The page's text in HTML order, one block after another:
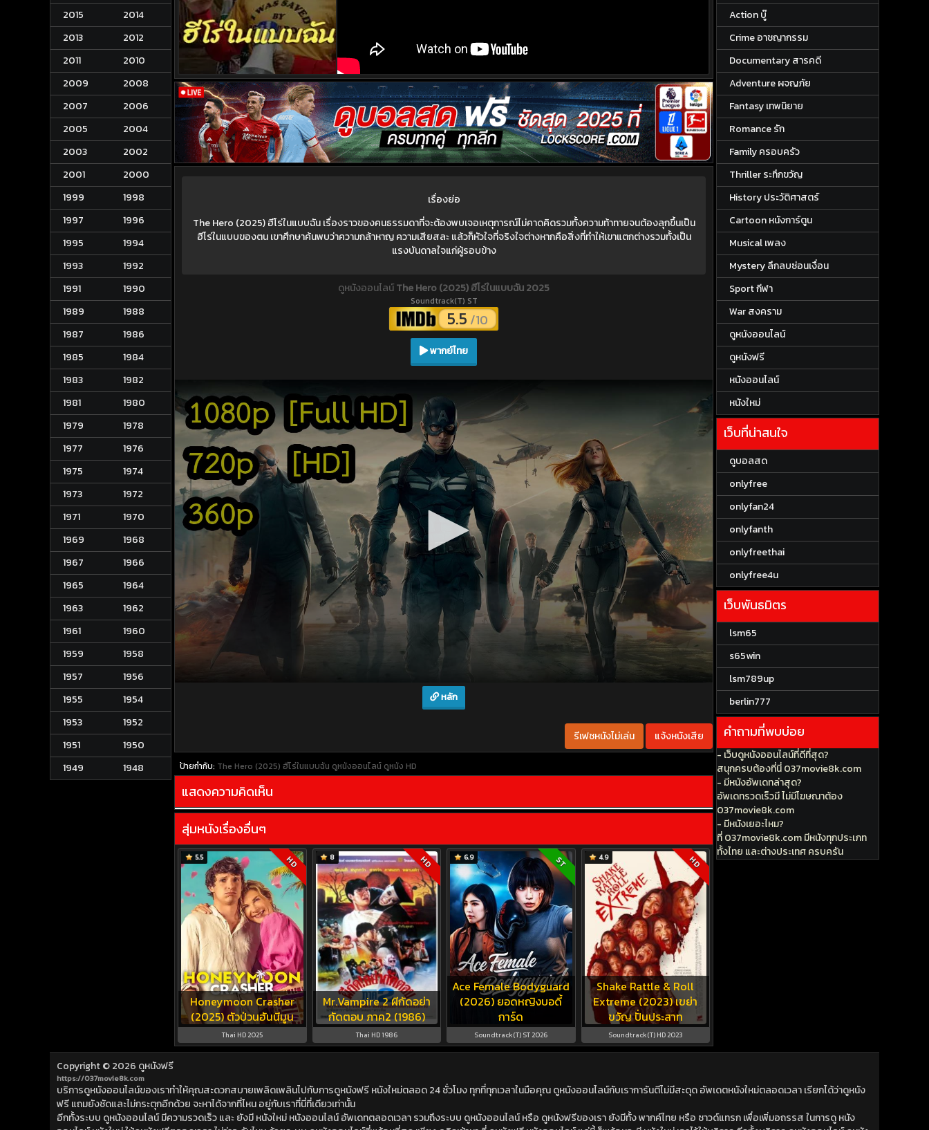
2015
2014
2013
2012
2011
2010
2009
2008
2007
2006
2005
2004
2003
2002
2001
2000
1999
1998
1997
1996
1995
1994
1993
1992
1991
1990
1989
1988
1987
1986
1985
1984
1983
1982
1981
1980
1979
1978
1977
1976
1975
1974
1973
1972
1971
1970
1969
1968
1967
1966
1965
1964
1963
1962
1961
1960
1959
1958
1957
1956
1955
1954
1953
1952
1951
1950
1949
1948
เรื่องย่อ
The Hero (2025) ฮีโร่ในแบบฉัน เรื่องราวของคนธรรมดาที่จะต้องพบเจอเหตุการณ์ไม่คาดคิดรวมทั้งความท้าทายจนต้องลุกขึ้นเป็น
ฮีโร่ในแบบของตน เขาศึกษาค้นพบว่าความกล้าหาญ ความเสียสละ แล้วก็หัวใจที่จริงใจต่างหากคือสิ่งที่ทำให้เขาแตกต่างรวมทั้งเป็น
แรงบันดาลใจแก่ผู้รอบข้าง
ดูหนังออนไลน์The Hero (2025) ฮีโร่ในแบบฉัน 2025
Soundtrack(T) ST
5.5 /10
พากย์ไทย
หลัก
รีเฟชหนังไม่เล่น แจ้งหนังเสีย
ป้ายกำกับ: The Hero (2025) ฮีโร่ในแบบฉัน ดูหนังออนไลน์ ดูหนัง HD
แสดงความคิดเห็น
สุ่มหนังเรื่องอื่นๆ
Honeymoon Crasher
(2025) ตัวป่วนฮันนีมูน
5.5 HD
Thai HD 2025
Mr.Vampire 2 ผีกัดอย่า
กัดตอบ ภาค2 (1986)
8 HD
Thai HD 1986
Ace Female Bodyguard
(2026) ยอดหญิงบอดี้
การ์ด
6.9 ST
Soundtrack(T) ST 2026
Shake Rattle & Roll
Extreme (2023) เขย่า
ขวัญ ปั่นประสาท
4.9 HD
Soundtrack(T) HD 2023
Action บู๊
Crime อาชญากรรม
Documentary สารคดี
Adventure ผจญภัย
Fantasy เทพนิยาย
Romance รัก
Family ครอบครัว
Thriller ระทึกขวัญ
History ประวัติศาสตร์
Cartoon หนังการ์ตูน
Musical เพลง
Mystery ลึกลบซ่อนเงื่อน
Sport กีฬา
War สงคราม
ดูหนังออนไลน์
ดูหนังฟรี
หนังออนไลน์
หนังใหม่
เว็บที่น่าสนใจ
ดูบอลสด
onlyfree
onlyfan24
onlyfanth
onlyfreethai
onlyfree4u
เว็บพันธมิตร
lsm65
s65win
lsm789up
berlin777
คำถามที่พบบ่อย
- เว็บดูหนังออนไลน์ที่ดีที่สุด?
สนุกครบต้องที่นี่ 037movie8k.com
- มีหนังอัพเดทล่าสุด?
อัพเดทรวดเร็วมี ไม่มีโฆษณาต้อง
037movie8k.com
- มีหนังเยอะไหม?
ที่ 037movie8k.com มีหนังทุกประเภท
ทั้งไทย และต่างประเทศ ครบครัน
Copyright © 2026 ดูหนังฟรี
https://037movie8k.com
บริการดูหนังออนไลน์ของเราทำให้คุณสะดวกสบายเพลิดเพลินไปกับการดูหนังฟรี หนังใหม่ตลอด 24 ชั่วโมง ทุกที่ทุกเวลาในมือคุณ ดูหนังออนไลน์กับเราการันตีไม่มีสะดุด อัพเดตหนังใหม่ตลอดเวลา เรียกได้ว่าดูหนัง
ฟรี แถมยังชัดและไม่กระตุกอีกด้วย จะหาได้จากที่ไหน อยู่กับเราที่นี่ที่เดียวเท่านั้น
อีกทั้งระบบ ดูหนังออนไลน์ มีความรวดเร็ว และ ยังมี หนังใหม่ หนังออนไลน์ อัพเดทตลอดเวลา รวมถึงระบบ ดูหนังออนไลน์ หรือ ดูหนังฟรีของเรา ยังมีทั้ง พากค์ไทย หรือ ซาวด์แทรก เพื่อเพิ่มอถรรส ในการดู หนัง